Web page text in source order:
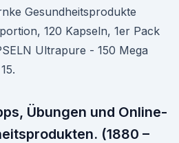
Gesundheitsprodukte
120 Kapseln, 1er Pack
Ultrapure - 150 Mega
Übungen und Online-
(1880 –